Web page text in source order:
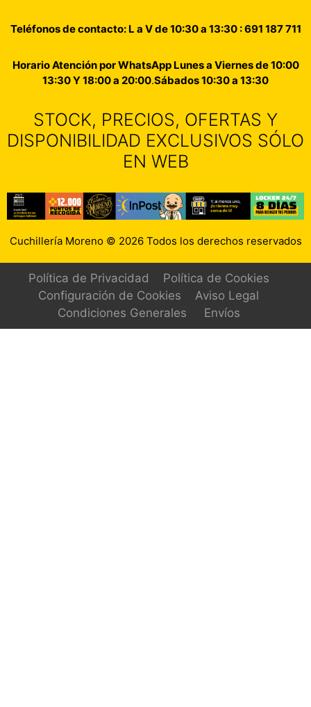
Teléfonos de contacto: L a V de 10:30 a 13:30 : 691 187 711
Horario Atención por WhatsApp Lunes a Viernes de 10:00
13:30 Y 18:00 a 20:00.Sábados 10:30 a 13:30
STOCK, PRECIOS, OFERTAS Y
DISPONIBILIDAD EXCLUSIVOS SÓLO
EN WEB
Cuchillería Moreno © 2026 Todos los derechos reservados
Política de Privacidad
Política de Cookies
Configuración de Cookies
Aviso Legal
Condiciones Generales
Envíos